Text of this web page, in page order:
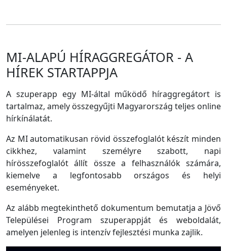
MI-ALAPÚ HÍRAGGREGÁTOR - A
HÍREK STARTAPPJA
A szuperapp egy MI-által működő híraggregátort is
tartalmaz, amely összegyűjti Magyarország teljes online
hírkínálatát.
Az MI automatikusan rövid összefoglalót készít minden
cikkhez, valamint személyre szabott, napi
hírösszefoglalót állít össze a felhasználók számára,
kiemelve a legfontosabb országos és helyi
eseményeket.
Az alább megtekinthető dokumentum bemutatja a Jövő
Települései Program szuperappját és weboldalát,
amelyen jelenleg is intenzív fejlesztési munka zajlik.